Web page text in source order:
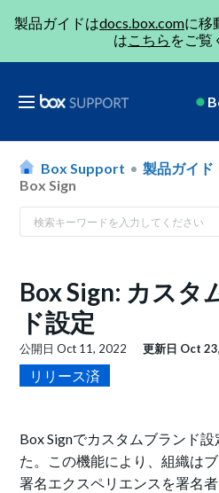
製品ガイドはdocs.box.comに移
はこちら をご覧
Box Support 製品ガイド
Box Sign
Box Sign: カスタ
ド設定
公開日Oct 11, 2022 更新日 Oct
リリース済
Box Signでカスタムブランド
た。この機能により、組織は
署名エクスペリエンスを署名